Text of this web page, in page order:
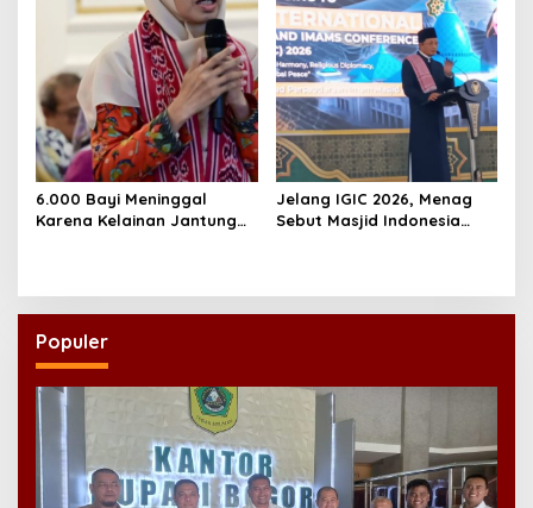
6.000 Bayi Meninggal
Karena Kelainan Jantung
Jelang IGIC 2026, Menag
Sebut Masjid Indonesia
Populer